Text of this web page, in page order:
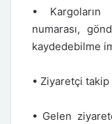
•
numarası,
kaydedebilme
• Ziyaretçi
• Gelen